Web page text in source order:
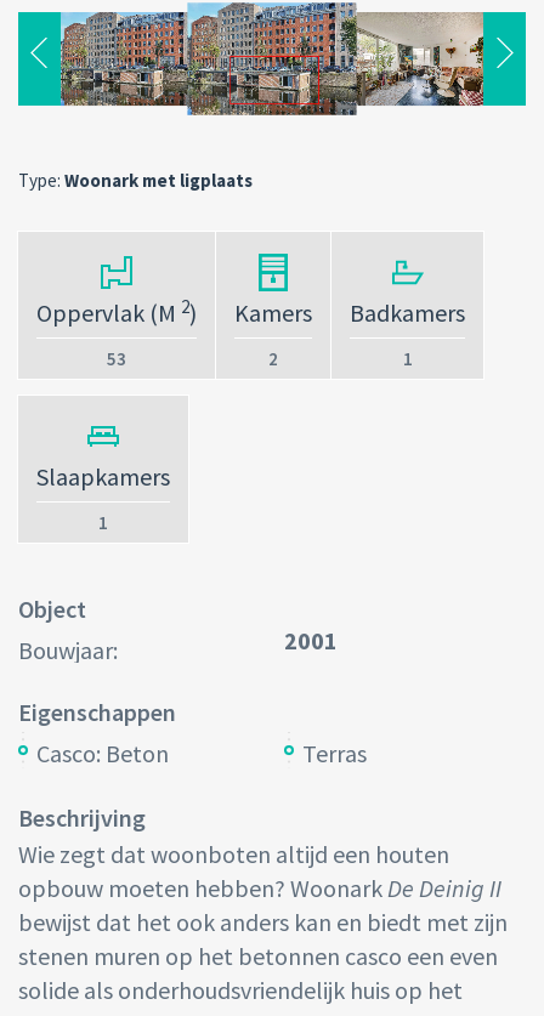
Type: Woonark met ligplaats
Oppervlak (M 2)
53
Kamers
2
Badkamers
1
Slaapkamers
1
Object
Bouwjaar:
2001
Eigenschappen
Casco: Beton
Terras
Beschrijving
Wie zegt dat woonboten altijd een houten
opbouw moeten hebben? WoonarkDe Deinig II
bewijst dat het ook anders kan en biedt met zijn
stenen muren op het betonnen casco een even
solide als onderhoudsvriendelijk huis op het